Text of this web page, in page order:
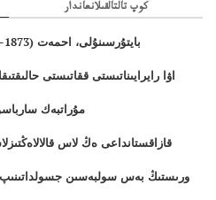
كوپ تالتالقىلانعاندار
بايتۇرسىنۇلى، احمەت (1873—احمەتجج.)(1873—1938جج)
اۋا رايرايىناتىستى ققاتىستى
مۇراتبەك
قازاقستانداعى ەڭ لاس
ورىستىڭ بەس سولبەسىن جسولداتىنىپ